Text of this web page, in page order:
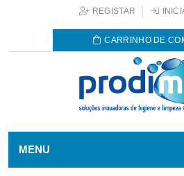
REGISTAR
CARRINHO DE
MENU